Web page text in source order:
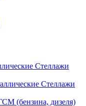
Стеллажи
Стеллажи